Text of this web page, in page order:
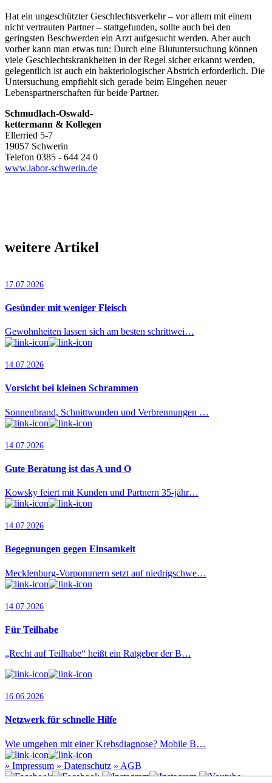
Hat ein ungeschützter Geschlechtsverkehr – vor allem mit einem
nicht vertrauten Partner – stattgefunden, sollte auch bei den
geringsten Beschwerden ein Arzt aufgesucht werden. Aber auch
vorher kann man etwas tun: Durch eine Blutuntersuchung können
viele Geschlechtskrankheiten in der Regel sicher erkannt werden,
gelegentlich ist auch ein bakteriologischer Abstrich erforderlich. Die
Untersuchung empfiehlt sich gerade beim Eingehen neuer
Lebenspartnerschaften für beide Partner.
Schmudlach-Oswald-
kettermann & Kollegen
Ellerried 5-7
19057 Schwerin
Telefon 0385 - 644 24 0
www.labor-schwerin.de
weitere Artikel
17.07.2026
Gesünder mit weniger Fleisch
Gewohnheiten lassen sich am besten schrittwei…
14.07.2026
Vorsicht bei kleinen Schrammen
Sonnenbrand, Schnittwunden und Verbrennungen …
14.07.2026
Gute Beratung ist das A und O
Kowsky feiert mit Kunden und Partnern 35-jähr…
14.07.2026
Begegnungen gegen Einsamkeit
Mecklenburg-Vorpommern setzt auf niedrigschwe…
14.07.2026
Für Teilhabe
„Recht auf Teilhabe“ heißt ein Ratgeber der B…
16.06.2026
Netzwerk für schnelle Hilfe
Wie umgehen mit einer Krebsdiagnose? Mobile B…
» Impressum » Datenschutz » AGB